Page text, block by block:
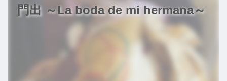
門出 ～La boda de mi hermana～